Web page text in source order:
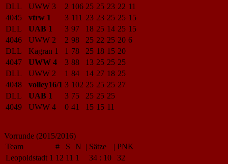
DLL
UWW 3 2 106 25 25 23 22 11
4045
vtrw 1 3 111 23 23 25 25 15
DLL
UAB 1 3 97 18 25 14 25 15
4046
UWW 2 2 98 25 22 25 20 6
DLL
Kagran 1 1 78 25 18 15 20
4047
UWW 4 3 88 13 25 25 25
DLL
UWW 2 1 84 14 27 18 25
4048
volley16/1 3 102 25 25 25 27
DLL
UAB 1 3 75 25 25 25
4049
UWW 4 0 41 15 15 11
Vorrunde (2015/2016)
Team
# S N | Sätze | PNK
Leopoldstadt 1 12 11 1 34 : 10
32